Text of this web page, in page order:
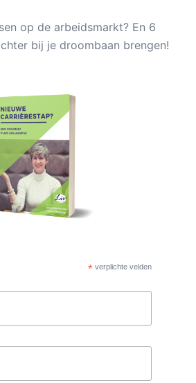
op de arbeidsmarkt? En 6
bij je droombaan brengen!
* verplichte velden